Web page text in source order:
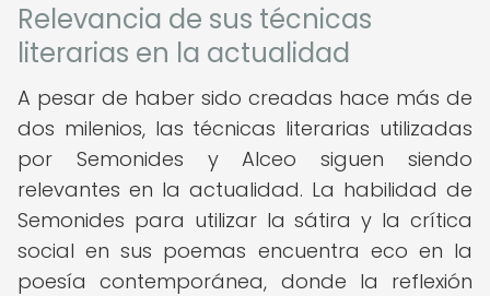
Relevancia de sus técnicas
literarias en la actualidad
A pesar de haber sido creadas hace más de
dos milenios, las técnicas literarias utilizadas
por Semonides y Alceo siguen siendo
relevantes en la actualidad. La habilidad de
Semonides para utilizar la sátira y la crítica
social en sus poemas encuentra eco en la
poesía contemporánea, donde la reflexión